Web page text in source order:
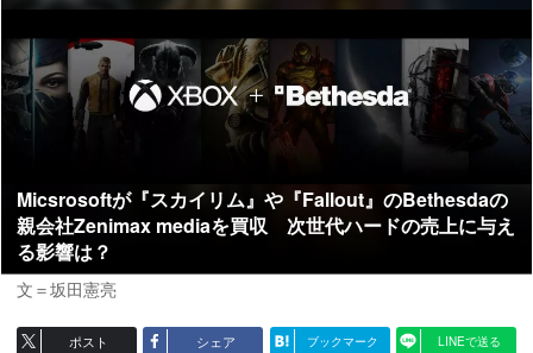
Micsrosoftが『スカイリム』や『Fallout』のBethesdaの
親会社Zenimax mediaを買収 次世代ハードの売上に与え
る影響は？
文＝坂田憲亮
ポスト シェア ブックマーク LINEで送る